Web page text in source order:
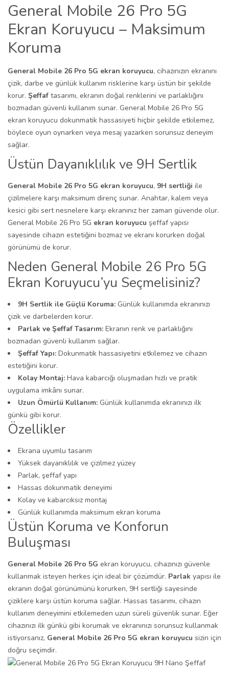
General Mobile 26 Pro 5G
Ekran Koruyucu – Maksimum
Koruma
General Mobile 26 Pro 5G ekran koruyucu, cihazınızın ekranını
çizik, darbe ve günlük kullanım risklerine karşı üstün bir şekilde
korur. Şeffaf tasarımı, ekranın doğal renklerini ve parlaklığını
bozmadan güvenli kullanım sunar. General Mobile 26 Pro 5G
ekran koruyucu dokunmatik hassasiyeti hiçbir şekilde etkilemez,
böylece oyun oynarken veya mesaj yazarken sorunsuz deneyim
sağlar.
Üstün Dayanıklılık ve 9H Sertlik
General Mobile 26 Pro 5G ekran koruyucu, 9H sertliği ile
çizilmelere karşı maksimum direnç sunar. Anahtar, kalem veya
kesici gibi sert nesnelere karşı ekranınız her zaman güvende olur.
General Mobile 26 Pro 5G ekran koruyucu şeffaf yapısı
sayesinde cihazın estetiğini bozmaz ve ekranı korurken doğal
görünümü de korur.
Neden General Mobile 26 Pro 5G
Ekran Koruyucu’yu Seçmelisiniz?
9H Sertlik ile Güçlü Koruma: Günlük kullanımda ekranınızı
çizik ve darbelerden korur.
Parlak ve Şeffaf Tasarım: Ekranın renk ve parlaklığını
bozmadan güvenli kullanım sağlar.
Şeffaf Yapı: Dokunmatik hassasiyetini etkilemez ve cihazın
estetiğini korur.
Kolay Montaj: Hava kabarcığı oluşmadan hızlı ve pratik
uygulama imkânı sunar.
Uzun Ömürlü Kullanım: Günlük kullanımda ekranınızı ilk
günkü gibi korur.
Özellikler
Ekrana uyumlu tasarım
Yüksek dayanıklılık ve çizilmez yüzey
Parlak, şeffaf yapı
Hassas dokunmatik deneyimi
Kolay ve kabarcıksız montaj
Günlük kullanımda maksimum ekran koruma
Üstün Koruma ve Konforun
Buluşması
General Mobile 26 Pro 5G ekran koruyucu, cihazınızı güvenle
kullanmak isteyen herkes için ideal bir çözümdür. Parlak yapısı ile
ekranın doğal görünümünü korurken, 9H sertliği sayesinde
çiziklere karşı üstün koruma sağlar. Hassas tasarımı, cihazın
kullanım deneyimini etkilemeden uzun süreli güvenlik sunar. Eğer
cihazınızı ilk günkü gibi korumak ve ekranınızı sorunsuz kullanmak
istiyorsanız, General Mobile 26 Pro 5G ekran koruyucu sizin için
doğru seçimdir.